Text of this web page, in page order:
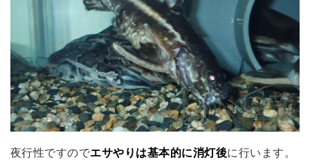
夜行性ですのでエサやりは基本的に消灯後に行います。